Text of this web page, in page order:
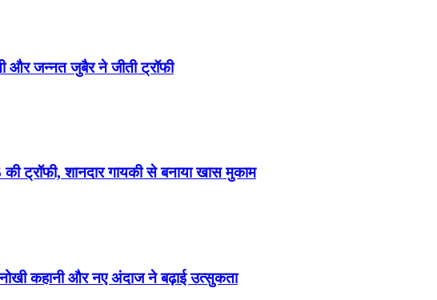
और जन्नत जुबैर ने जीती ट्रॉफी
ट्रॉफी, शानदार गायकी से बनाया खास मुकाम
कहानी और नए अंदाज ने बढ़ाई उत्सुकता